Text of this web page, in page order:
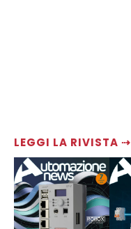
LEGGI LA RIVISTA ⇢